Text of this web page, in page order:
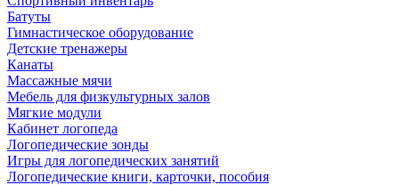
Батуты
Гимнастическое оборудование
Детские тренажеры
Канаты
Массажные мячи
Мебель для физкультурных залов
Мягкие модули
Кабинет логопеда
Логопедические зонды
Игры для логопедических занятий
Логопедические книги, карточки, пособия